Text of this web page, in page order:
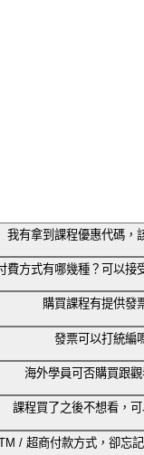
我有拿到課程優惠代碼，
費方式有哪幾種？可以接
購買課程有提供發
發票可以打統編
公司抬頭，之後會
海外學員可否購買跟觀
做完全保證。
課程買了之後不想看，可
/ 超商付款方式，卻忘